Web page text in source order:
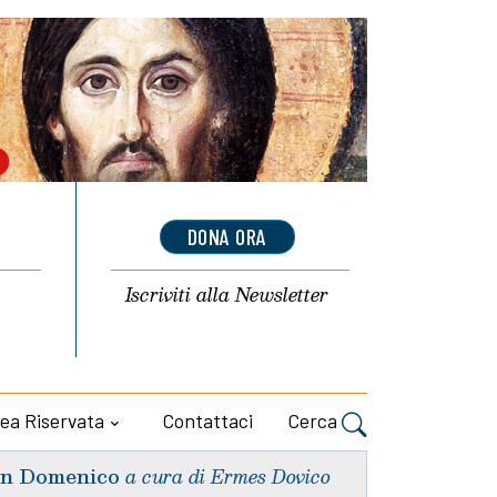
DONA ORA
Iscriviti allaNewsletter
Riservata Contattaci Cerca
Domenico a cura di Ermes Dovico